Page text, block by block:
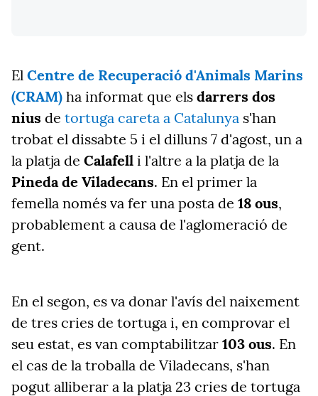
El Centre de Recuperació d'Animals Marins
(CRAM) ha informat que els darrers dos
nius de tortuga careta a Catalunya s'han
trobat el dissabte 5 i el dilluns 7 d'agost, un a
la platja de Calafell i l'altre a la platja de la
Pineda de Viladecans. En el primer la
femella només va fer una posta de 18 ous,
probablement a causa de l'aglomeració de
gent.
En el segon, es va donar l'avís del naixement
de tres cries de tortuga i, en comprovar el
seu estat, es van comptabilitzar 103 ous. En
el cas de la troballa de Viladecans, s'han
pogut alliberar a la platja 23 cries de tortuga